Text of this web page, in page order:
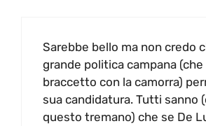
Sarebbe bello ma non credo
grande politica campana (che
braccetto con la camorra)
sua candidatura. Tutti sanno
questo tremano) che se De